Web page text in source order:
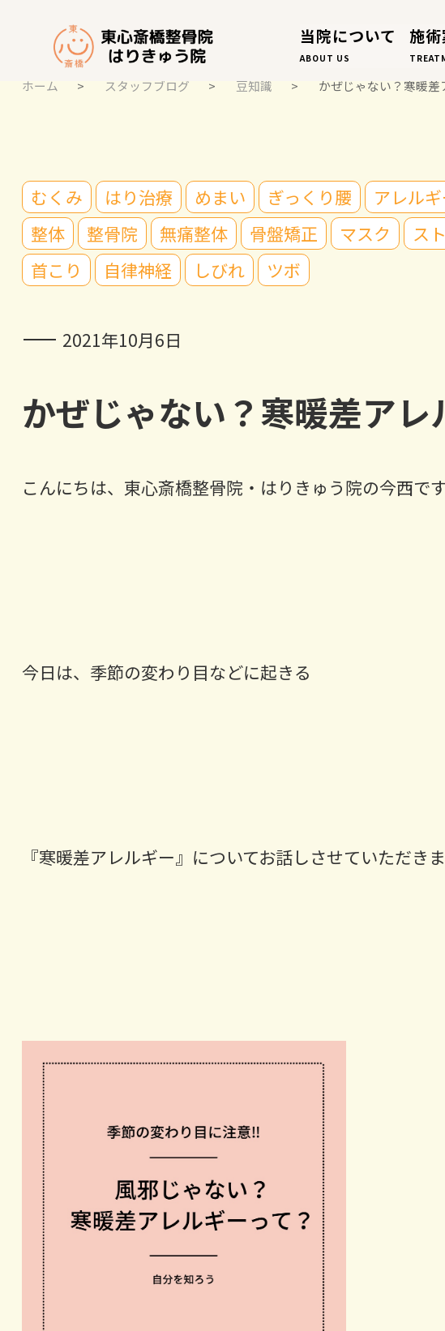
当院について
ABOUT US
施
STAFF BLOG
ホーム > スタッフブログ > 豆知識 > かぜじゃない？寒暖差
むくみ はり治療 めまい ぎっくり腰 アレル
整体
整骨院 無痛整体 骨盤矯正 マスク ス
首こり
自律神経 しびれ ツボ
2021年10月6日
かぜじゃない？寒暖差アレ
こんにちは、東心斎橋整骨院・はりきゅう院の今西で
今日は、季節の変わり目などに起きる
『寒暖差アレルギー』についてお話しさせていただきま